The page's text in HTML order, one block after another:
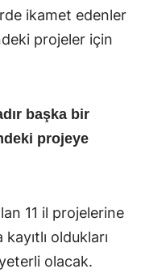
ikamet edenler
projeler için
başka bir
projeye
11 il projelerine
oldukları
olacak.